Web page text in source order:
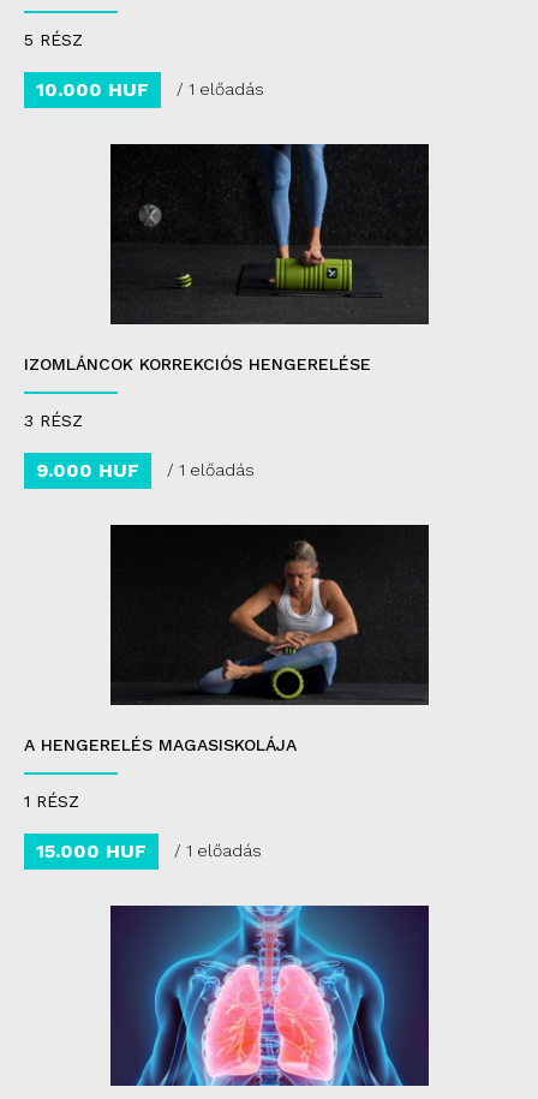
5 RÉSZ
10.000 HUF / 1 előadás
IZOMLÁNCOK KORREKCIÓS HENGERELÉSE
3 RÉSZ
9.000 HUF / 1 előadás
A HENGERELÉS MAGASISKOLÁJA
1 RÉSZ
15.000 HUF / 1 előadás